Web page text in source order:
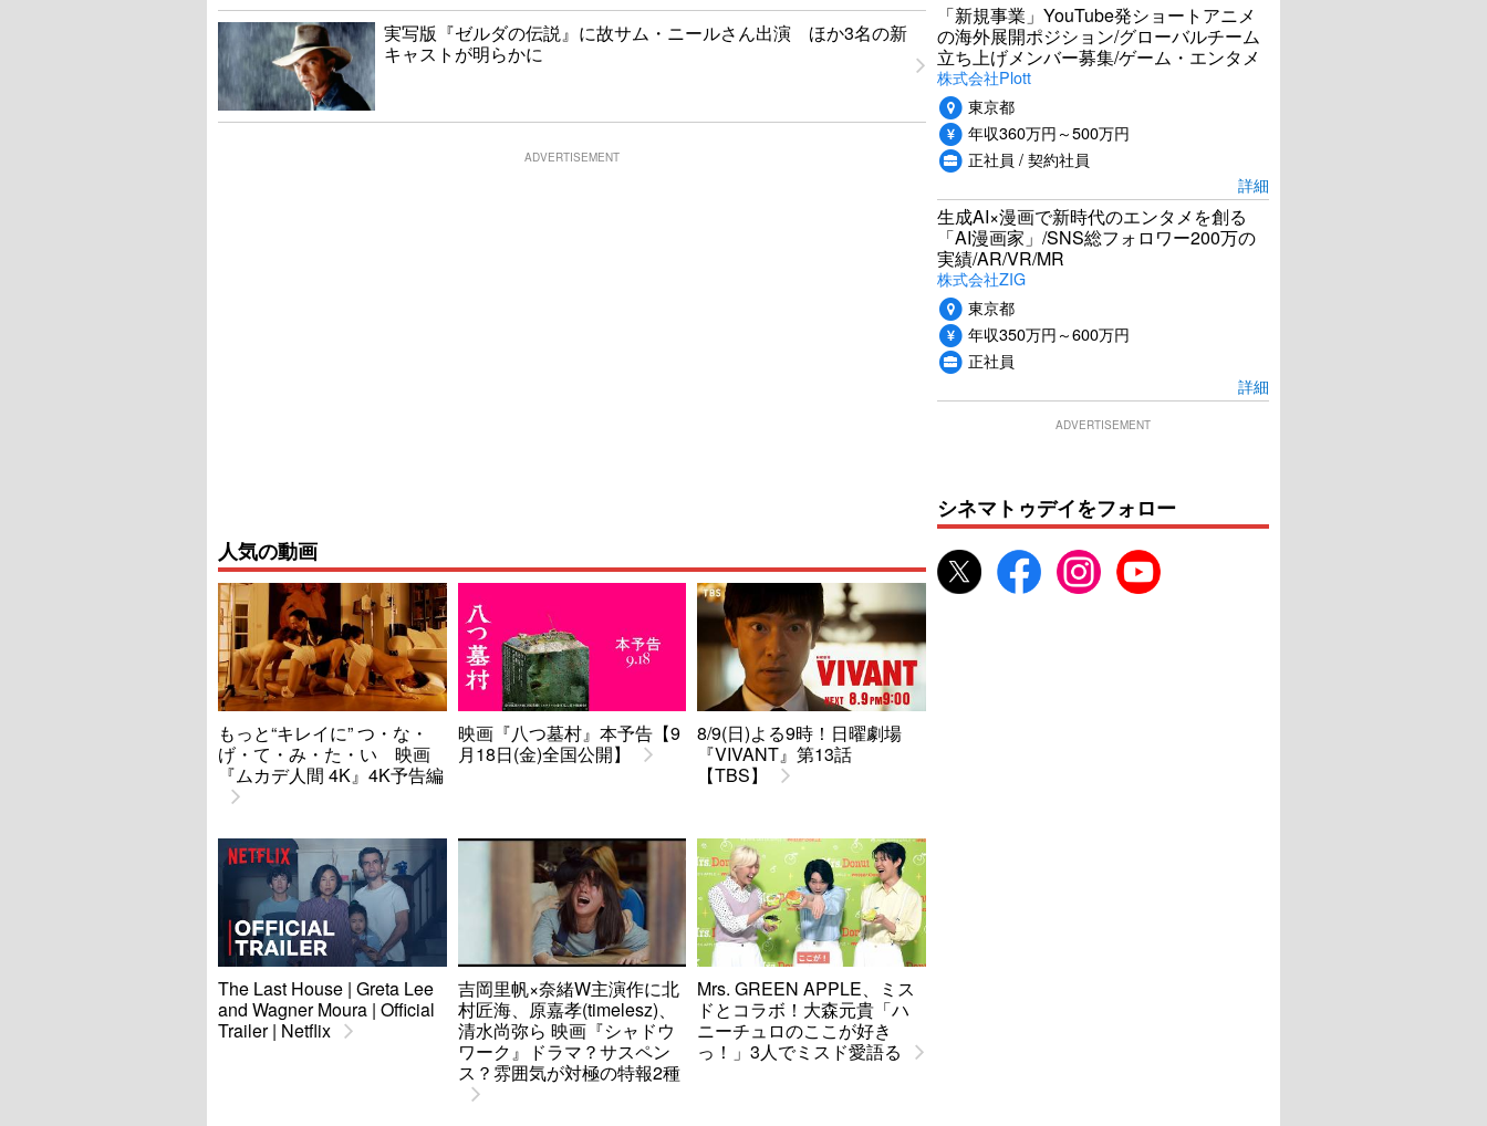
実写版『ゼルダの伝説』に故サム・ニールさん出演 ほか3名の新
キャストが明らかに
ADVERTISEMENT
人気の動画
もっと“キレイに” つ・な・
げ・て・み・た・い 映画
『ムカデ人間 4K』4K予告編
映画『八つ墓村』本予告【9
月18日(金)全国公開】
8/9(日)よる9時！日曜劇場
『VIVANT』第13話
【TBS】
The Last House | Greta Lee
and Wagner Moura | Official
Trailer | Netflix
吉岡里帆×奈緒W主演作に北
村匠海、原嘉孝(timelesz)、
清水尚弥ら 映画『シャドウ
ワーク』ドラマ？サスペン
ス？雰囲気が対極の特報2種
Mrs. GREEN APPLE、ミス
ドとコラボ！大森元貴「ハ
ニーチュロのここが好き
っ！」3人でミスド愛語る
「新規事業」YouTube発ショートアニメ
の海外展開ポジション/グローバルチーム
立ち上げメンバー募集/ゲーム・エンタメ
株式会社Plott
東京都
年収360万円～500万円
正社員 / 契約社員
詳細
生成AI×漫画で新時代のエンタメを創る
「AI漫画家」/SNS総フォロワー200万の
実績/AR/VR/MR
株式会社ZIG
東京都
年収350万円～600万円
正社員
詳細
ADVERTISEMENT
シネマトゥデイをフォロー